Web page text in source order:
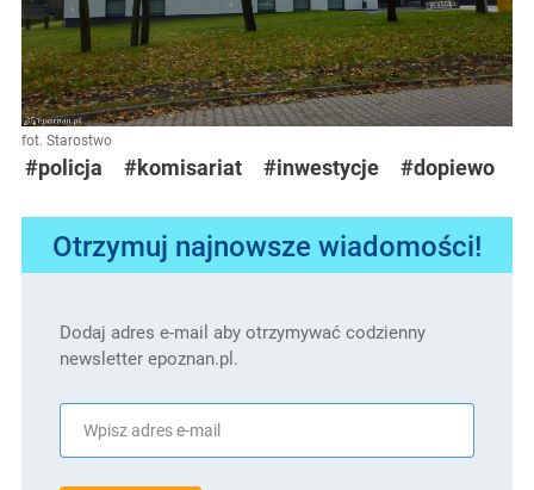
fot. Starostwo
#policja #komisariat #inwestycje #dopiewo
Otrzymuj najnowsze wiadomości!
Dodaj adres e-mail aby otrzymywać codzienny
newsletter epoznan.pl.